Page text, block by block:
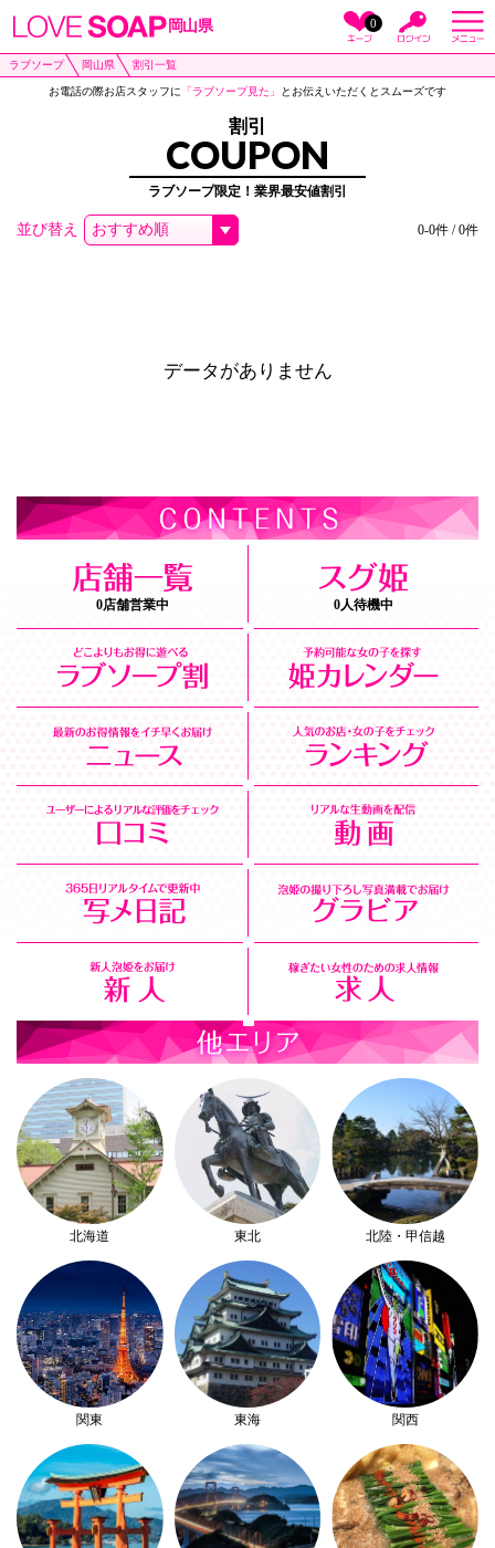
岡山県 0
ラブソープ 岡山県 割引一覧
お電話の際お店スタッフに 「ラブソープ見た」 とお伝えいただくとスムーズです
割引
COUPON
ラブソープ限定！業界最安値割引
並び替え 0-0件 / 0件
データがありません
0店舗営業中 0人待機中
北海道 東北 北陸・甲信越
関東 東海 関西